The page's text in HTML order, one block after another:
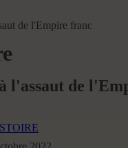
de l'Empire franc
l'assaut de